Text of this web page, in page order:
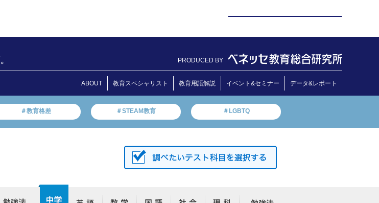
PRODUCED BY
ABOUT 教育スペシャリスト 教育用語解説 イベント&セミナー データ&レポート
＃教育格差 ＃STEAM教育 ＃LGBTQ